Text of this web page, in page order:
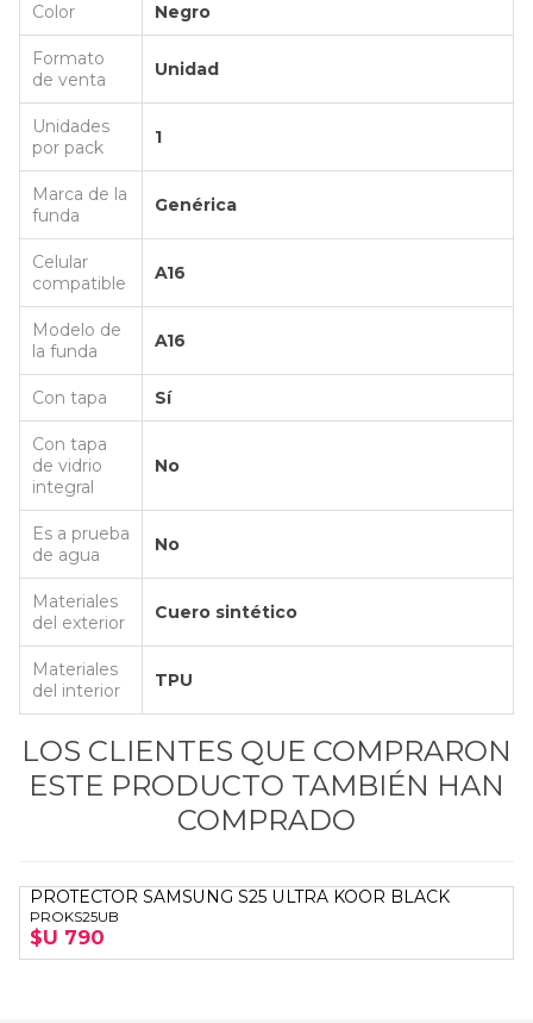
Color Negro
Formato
de venta
Unidad
Unidades
por pack
1
Marca de la
funda
Genérica
Celular
compatible
A16
Modelo de
la funda
A16
Con tapa Sí
Con tapa
de vidrio
integral
No
Es a prueba
de agua
No
Materiales
del exterior
Cuero sintético
Materiales
del interior
TPU
LOS CLIENTES QUE COMPRARON
ESTE PRODUCTO TAMBIÉN HAN
COMPRADO
PROTECTOR SAMSUNG S25 ULTRA KOOR BLACK
PROKS25UB
$U 790